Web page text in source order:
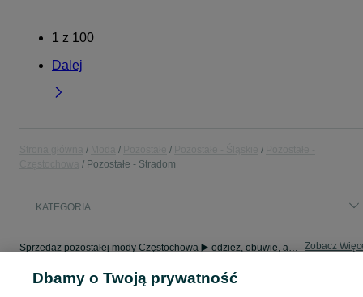
1 z 100
Dalej
Pozostałe - Stradom
KATEGORIA
Sprzedaż pozostałej mody Częstochowa ▶️ odzież, obuwie, akcesoria i biżuteria ✅ Nowe i używane w atrakcyjnych cenach ✌ Sprawdź oferty i kupuj na OLX.pl! Zobacz
Mapa kategorii
Dbamy o Twoją prywatność